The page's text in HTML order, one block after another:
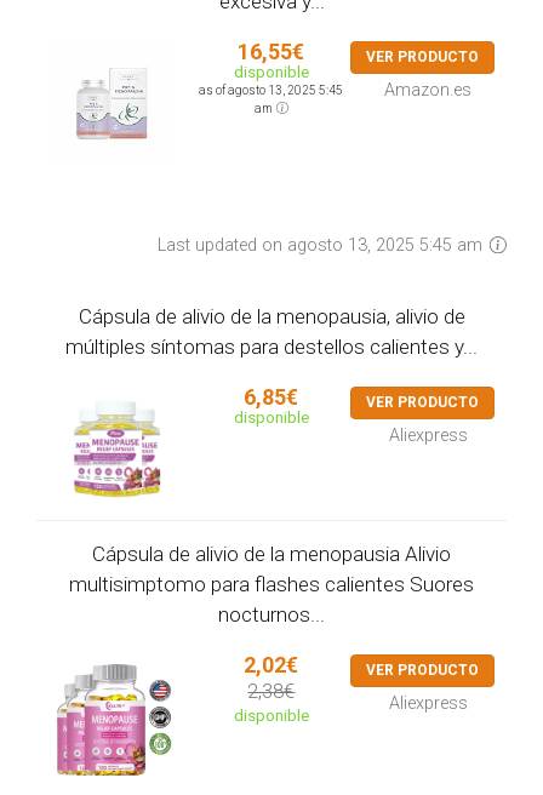
16,55€
disponible
as of agosto 13, 2025 5:45
am
VER PRODUCTO
Amazon.es
Last updated on agosto 13, 2025 5:45 am
Cápsula de alivio de la menopausia, alivio de
múltiples síntomas para destellos calientes y...
6,85€
disponible
VER PRODUCTO
Aliexpress
Cápsula de alivio de la menopausia Alivio
multisimptomo para flashes calientes Suores
nocturnos...
2,02€
2,38€
disponible
VER PRODUCTO
Aliexpress